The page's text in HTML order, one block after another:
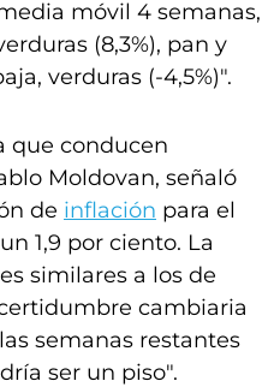
móvil 4 semanas,
(8,3%), pan y
verduras (-4,5%)".
que conducen
Moldovan, señaló
de inflación para el
1,9 por ciento. La
similares a los de
cambiaria
semanas restantes
ser un piso".